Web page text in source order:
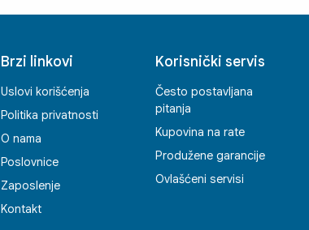
povjerenja kod kupaca koji stvaraju već
pri prvom kontaktu. Bilo da se radi o
podršci, savjetovanju ili tehničkoj
pomoći, radnici Multicoma ostavljaju
dojam partnera na kojega se možete
osloniti. Svako dobro! Enko
Brzi linkovi
Uslovi korišćenja
Politika privatnosti
O nama
Poslovnice
Zaposlenje
Kontakt
Korisnički servis
Često postavljana
pitanja
Kupovina na rate
Produžene garancije
Ovlašćeni servisi